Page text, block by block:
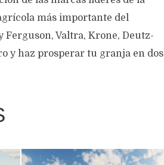
más importante del
Ferguson, Valtra, Krone, Deutz-
y haz prosperar tu granja en dos